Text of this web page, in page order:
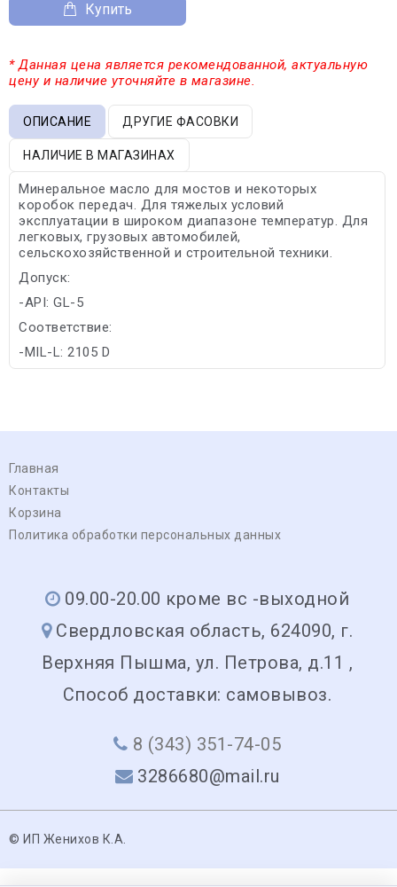
Купить
* Данная цена является рекомендованной, актуальную
цену и наличие уточняйте в магазине.
ОПИСАНИЕ ДРУГИЕ ФАСОВКИ
НАЛИЧИЕ В МАГАЗИНАХ
Минеральное масло для мостов и некоторых
коробок передач. Для тяжелых условий
эксплуатации в широком диапазоне температур. Для
легковых, грузовых автомобилей,
сельскохозяйственной и строительной техники.
Допуск:
-API: GL-5
Соответствие:
-MIL-L: 2105 D
Главная
Контакты
Корзина
Политика обработки персональных данных
09.00-20.00 кроме вс -выходной
Свердловская область, 624090, г.
Верхняя Пышма, ул. Петрова, д.11 ,
Способ доставки: самовывоз.
8 (343) 351-74-05
3286680@mail.ru
© ИП Женихов К.А.